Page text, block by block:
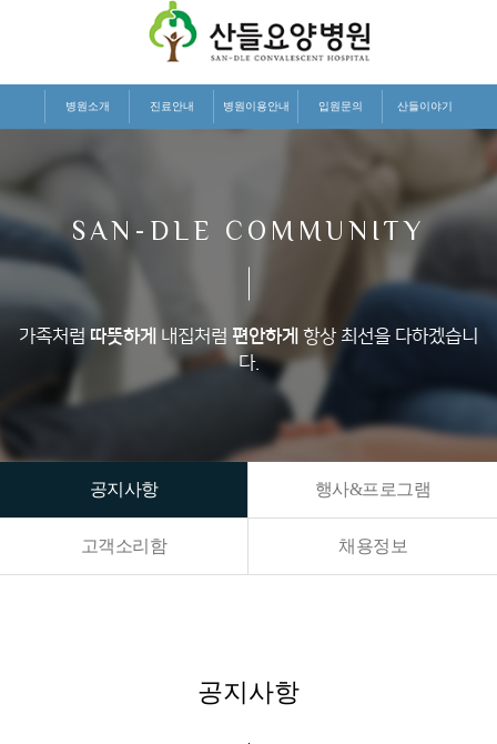
병원소개 진료안내 병원이용안내 입원문의 산들이야기
SAN-DLE COMMUNITY
가족처럼 따뜻하게 내집처럼 편안하게 항상 최선을 다하겠습니
다.
공지사항 행사&프로그램
고객소리함 채용정보
공지사항